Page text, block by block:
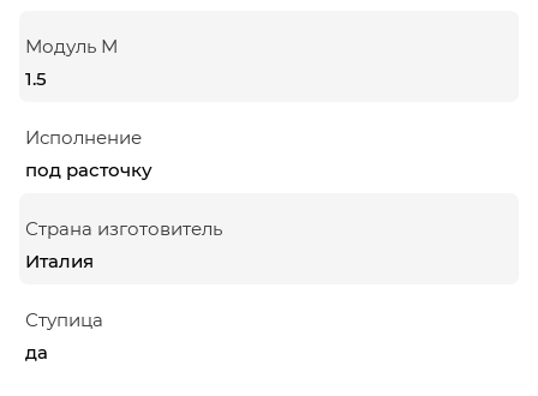
Модуль М
1.5
Исполнение
под расточку
Страна изготовитель
Италия
Ступица
да